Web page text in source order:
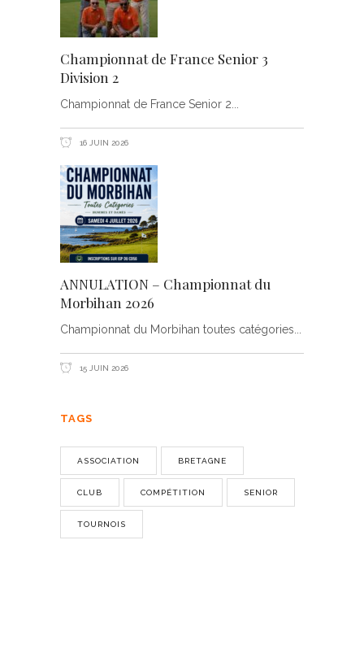
Championnat de France Senior 3
Division 2
Championnat de France Senior 2
16 JUIN 2026
ANNULATION – Championnat du
Morbihan 2026
Championnat du Morbihan toutes catégories
15 JUIN 2026
TAGS
ASSOCIATION BRETAGNE
CLUB COMPÉTITION SENIOR
TOURNOIS